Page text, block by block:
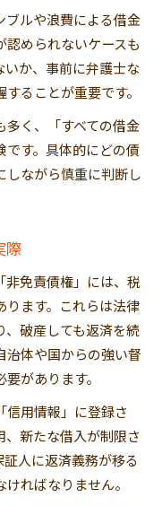
ブルや浪費による借金
められないケースも
か、事前に弁護士な
ることが重要です。
く、「すべての借金
す。具体的にどの債
ながら慎重に判断し
際
免責債権」には、税
ます。これらは法律
破産しても返済を続
治体や国からの強い督
があります。
信用情報」に登録さ
新たな借入が制限さ
人に返済義務が移る
ればなりません。